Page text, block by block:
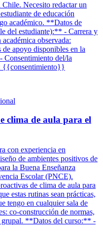
Necesito redactar un
de educación
académico. **Datos de
del estudiante):** - Carrera y
observada:
apoyo disponibles en la
del/la
{{consentimiento}}
clima de aula para el
con experiencia en
de ambientes positivos de
la Buena Enseñanza
Escolar (PNCE).
de clima de aula para
estas rutinas sean prácticas,
tengo en cualquier sala de
co-construcción de normas,
grupal. **Datos del curso:** -